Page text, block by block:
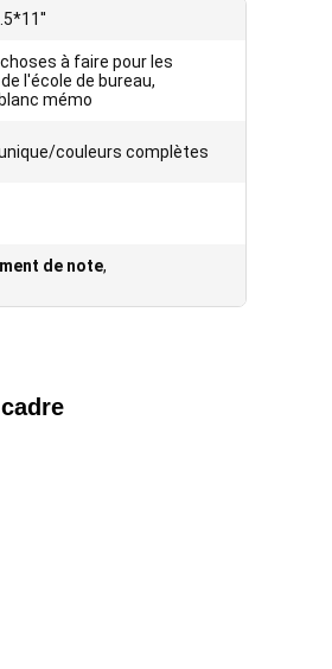
à faire pour les
l'école de bureau,
mémo
couleurs complètes
de note,